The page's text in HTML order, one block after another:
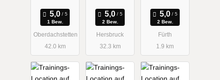
1 Bew.
Oberdachstetten
42.0 km
2 Bew.
Hersbruck
32.3 km
Weber
Brigitte
2 Bew.
Fürth
1.9 km